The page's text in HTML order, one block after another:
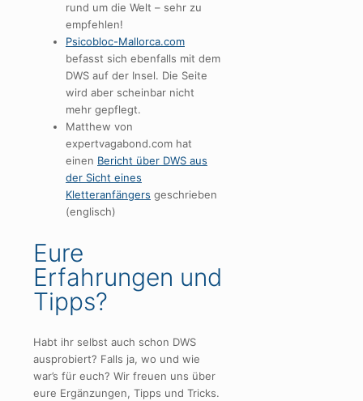
rund um die Welt – sehr zu
empfehlen!
Psicobloc-Mallorca.com
befasst sich ebenfalls mit dem
DWS auf der Insel. Die Seite
wird aber scheinbar nicht
mehr gepflegt.
Matthew von
expertvagabond.com hat
einen Bericht über DWS aus
der Sicht eines
Kletteranfängers geschrieben
(englisch)
Eure
Erfahrungen und
Tipps?
Habt ihr selbst auch schon DWS
ausprobiert? Falls ja, wo und wie
war’s für euch? Wir freuen uns über
eure Ergänzungen, Tipps und Tricks.